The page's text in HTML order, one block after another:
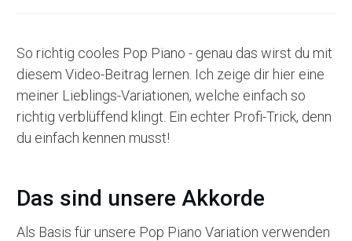
So richtig cooles Pop Piano - genau das wirst du mit
diesem Video-Beitrag lernen. Ich zeige dir hier eine
meiner Lieblings-Variationen, welche einfach so
richtig verblüffend klingt. Ein echter Profi-Trick, denn
du einfach kennen musst!
Das sind unsere Akkorde
Als Basis für unsere Pop Piano Variation verwenden